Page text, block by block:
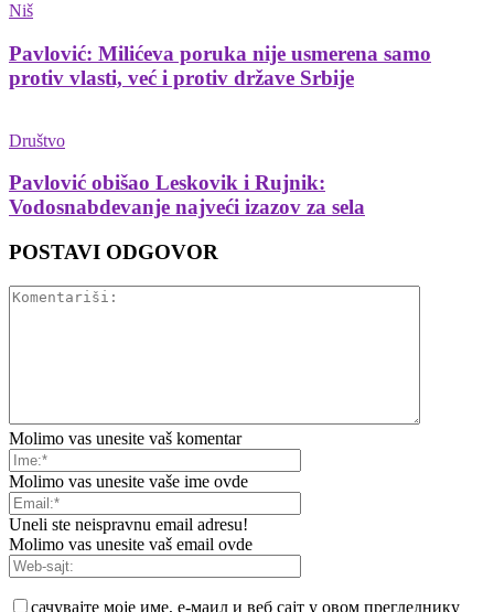
Niš
Pavlović: Milićeva poruka nije usmerena samo
protiv vlasti, već i protiv države Srbije
Društvo
Pavlović obišao Leskovik i Rujnik:
Vodosnabdevanje najveći izazov za sela
POSTAVI ODGOVOR
Molimo vas unesite vaš komentar
Molimo vas unesite vaše ime ovde
Uneli ste neispravnu email adresu!
Molimo vas unesite vaš email ovde
сачувајте моје име, е-маил и веб сајт у овом прегледнику